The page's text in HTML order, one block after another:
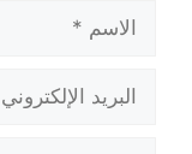
الإلكتروني